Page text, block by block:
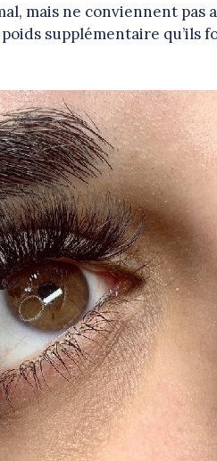
mais ne conviennent pas
supplémentaire qu’ils